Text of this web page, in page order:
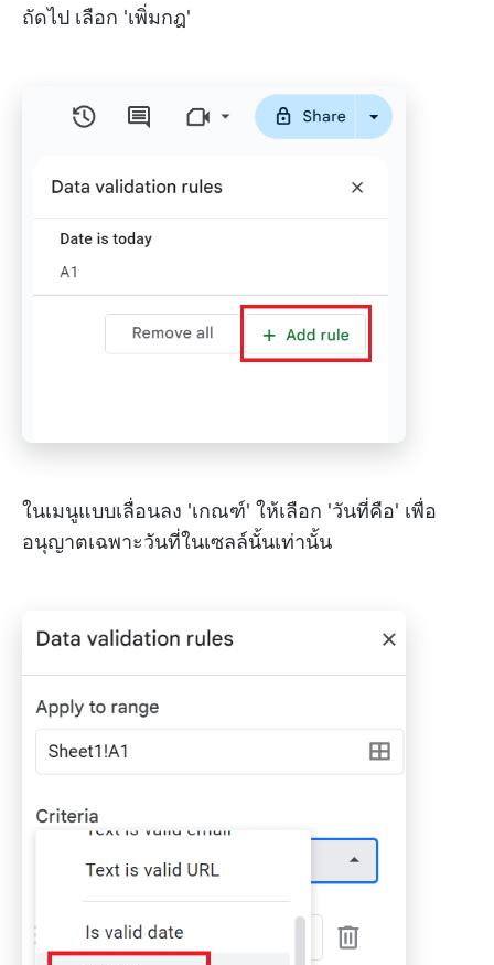
ถัดไป เลือก 'เพิ่มกฎ'
ในเมนูแบบเลื่อนลง 'เกณฑ์' ให้เลือก 'วันที่คือ' เพื่อ
อนุญาตเฉพาะวันที่ในเซลล์นั้นเท่านั้น